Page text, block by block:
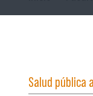
Salud pública